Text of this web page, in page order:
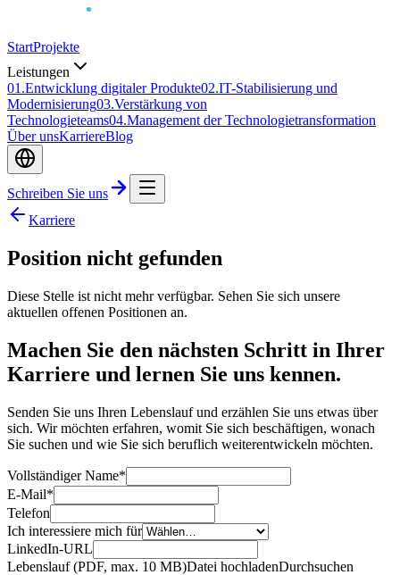
StartProjekte
Leistungen
01 .Entwicklung digitaler Produkte02.IT-Stabilisierung und
Modernisierung03.Verstärkung von
Technologieteams04.Management der Technologietransformation
Über unsKarriereBlog
Schreiben Sie uns
Karriere
Position nicht gefunden
Diese Stelle ist nicht mehr verfügbar. Sehen Sie sich unsere
aktuellen offenen Positionen an.
Machen Sie den nächsten Schritt in Ihrer
Karriere und lernen Sie uns kennen.
Senden Sie uns Ihren Lebenslauf und erzählen Sie uns etwas über
sich. Wir möchten erfahren, womit Sie sich beschäftigen, wonach
Sie suchen und wie Sie sich beruflich weiterentwickeln möchten.
Vollständiger Name*
E-Mail*
Telefon
Ich interessiere mich für
LinkedIn-URL
Lebenslauf (PDF, max. 10 MB)Datei hochladenDurchsuchen